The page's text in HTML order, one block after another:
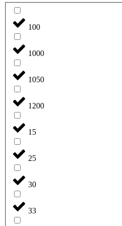
100
1000
1050
1200
15
25
30
33